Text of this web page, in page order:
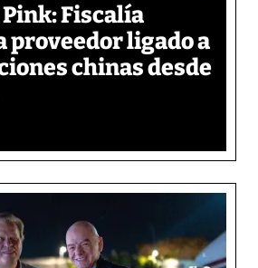
Fiscalía
proveedor ligado a
chinas desde